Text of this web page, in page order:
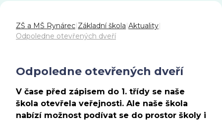
ZŠ a MŠ Rynárec|Základní škola|Aktuality|
Odpoledne otevřených dveří
Odpoledne otevřených dveří
V čase před zápisem do 1. třídy se naše
škola otevřela veřejnosti. Ale naše škola
nabízí možnost podívat se do prostor školy i